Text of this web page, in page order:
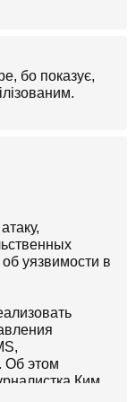
бо показує,
уязвимости в
Об этом
Ким